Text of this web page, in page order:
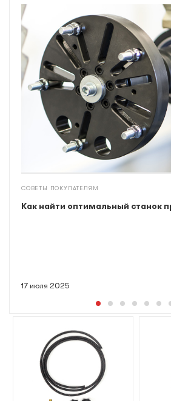
СОВЕТЫ ПОКУПАТЕЛЯМ
17 июля 2025
Как найти оптимальный станок